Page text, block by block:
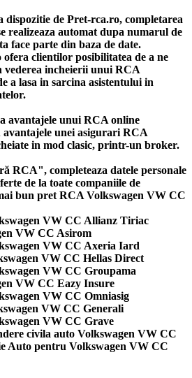
de Pret-rca.ro, completarea
realizeaza automat dupa numarul de
face parte din baza de date.
ofera clientilor posibilitatea de a ne
vederea incheierii unui RCA
a lasa in sarcina asistentului in
avantajele unui RCA online
unei asigurari RCA
in mod clasic, printr-un broker.
RCA", completeaza datele personale
de la toate companiile de
bun pret RCA Volkswagen VW CC
VW CC Allianz Tiriac
VW CC Asirom
VW CC Axeria Iard
VW CC Hellas Direct
VW CC Groupama
VW CC Eazy Insure
VW CC Omniasig
VW CC Generali
VW CC Grave
civila auto Volkswagen VW CC
Auto pentru Volkswagen VW CC